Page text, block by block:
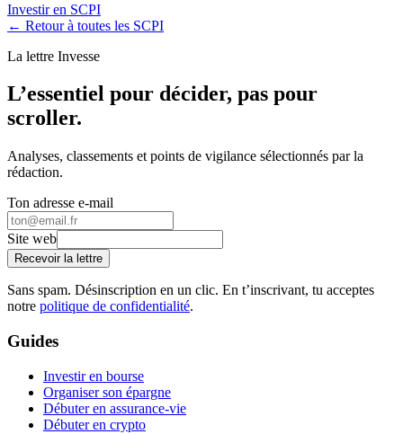
Investir en SCPI
← Retour à toutes les SCPI
La lettre Invesse
L’essentiel pour décider, pas pour
scroller.
Analyses, classements et points de vigilance sélectionnés par la
rédaction.
Ton adresse e-mail
Site web
Recevoir la lettre
Sans spam. Désinscription en un clic. En t’inscrivant, tu acceptes
notre politique de confidentialité.
Guides
Investir en bourse
Organiser son épargne
Débuter en assurance-vie
Débuter en crypto